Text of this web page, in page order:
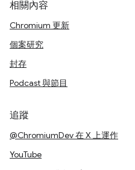
相關內容
Chromium 更新
個案研究
封存
Podcast 與節目
追蹤
@ChromiumDev 在 X 上運作
YouTube